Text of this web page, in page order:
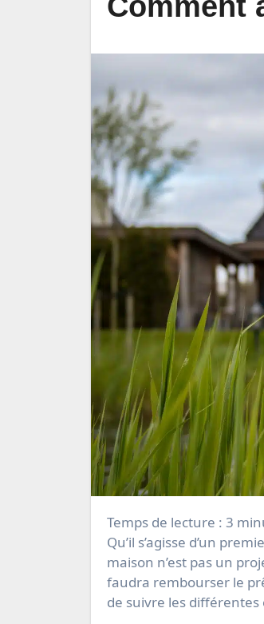
Temps de lecture : 3
Qu’il s’agisse d’un premier achat immobilier ou bien d’un investissement locatif, acheter une
maison n’est pas un
faudra rembourser le
de suivre les différentes